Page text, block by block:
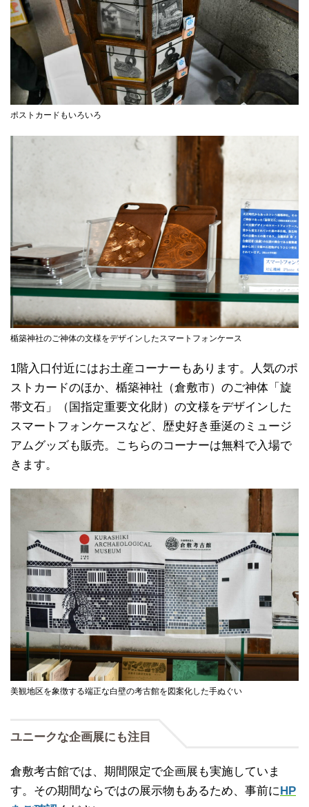
ポストカードもいろいろ
楯築神社のご神体の文様をデザインしたスマートフォンケース
1階入口付近にはお土産コーナーもあります。人気のポ
ストカードのほか、楯築神社（倉敷市）のご神体「旋
帯文石」（国指定重要文化財）の文様をデザインした
スマートフォンケースなど、歴史好き垂涎のミュージ
アムグッズも販売。こちらのコーナーは無料で入場で
きます。
美観地区を象徴する端正な白壁の考古館を図案化した手ぬぐい
ユニークな企画展にも注目
倉敷考古館では、期間限定で企画展も実施していま
す。その期間ならではの展示物もあるため、事前にHP